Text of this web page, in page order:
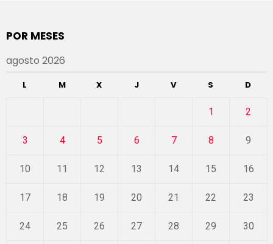
POR MESES
agosto 2026
L M X J V S D
1 2
3 4 5 6 7 8 9
10 11 12 13 14 15 16
17 18 19 20 21 22 23
24 25 26 27 28 29 30